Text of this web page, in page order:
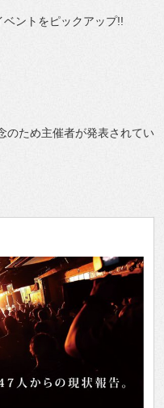
ントをピックアップ!!
のため主催者が発表されてい